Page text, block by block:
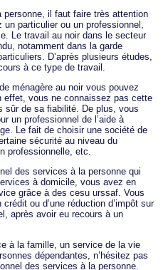
il faut faire très attention
particulier ou un professionnel,
Le travail au noir dans le secteur
notamment dans la garde
D’après plusieurs études,
à ce type de travail.
ménagère au noir vous pouvez
vous ne connaissez pas cette
sûr de sa fiabilité. De plus, vous
un professionnel de l’aide à
Le fait de choisir une société de
sécurité au niveau du
professionnelle, etc.
des services à la personne qui
à domicile, vous avez en
grâce à des cesu urssaf. Vous
ou d’une réduction d’impôt sur
après avoir eu recours à un
à la famille, un service de la vie
dépendantes, n’hésitez pas
des services à la personne.